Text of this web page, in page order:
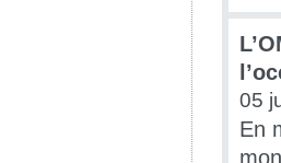
05
En